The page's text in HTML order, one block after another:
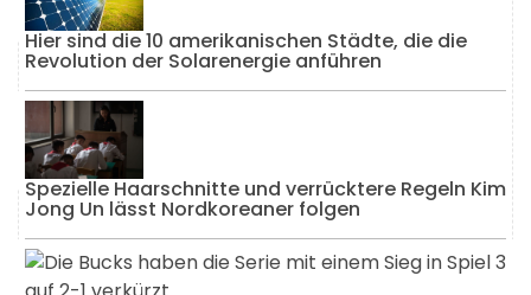
Hier sind die 10 amerikanischen Städte, die die
Revolution der Solarenergie anführen
Spezielle Haarschnitte und verrücktere Regeln Kim
Jong Un lässt Nordkoreaner folgen